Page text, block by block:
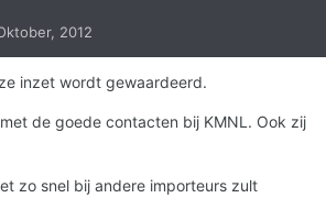
2012
inzet wordt gewaardeerd.
de goede contacten bij KMNL. Ook zij
zo snel bij andere importeurs zult